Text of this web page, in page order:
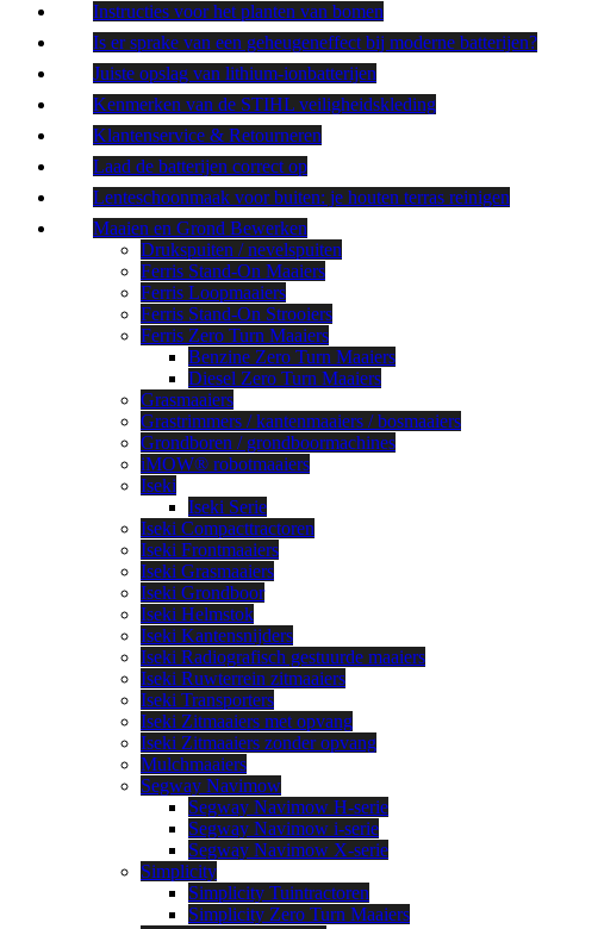
Instructies voor het planten van bomen
Is er sprake van een geheugeneffect bij moderne batterijen?
Juiste opslag van lithium-ionbatterijen
Kenmerken van de STIHL veiligheidskleding
Klantenservice & Retourneren
Laad de batterijen correct op
Lenteschoonmaak voor buiten: je houten terras reinigen
Maaien en Grond Bewerken
Drukspuiten / nevelspuiten
Ferris Stand-On Maaiers
Ferris Loopmaaiers
Ferris Stand-On Strooiers
Ferris Zero Turn Maaiers
Benzine Zero Turn Maaiers
Diesel Zero Turn Maaiers
Grasmaaiers
Grastrimmers / kantenmaaiers / bosmaaiers
Grondboren / grondboormachines
iMOW® robotmaaiers
Iseki
Iseki Serie
Iseki Compacttractoren
Iseki Frontmaaiers
Iseki Grasmaaiers
Iseki Grondboor
Iseki Helmstok
Iseki Kantensnijders
Iseki Radiografisch gestuurde maaiers
Iseki Ruwterrein zitmaaiers
Iseki Transporters
Iseki Zitmaaiers met opvang
Iseki Zitmaaiers zonder opvang
Mulchmaaiers
Segway Navimow
Segway Navimow H-serie
Segway Navimow i-serie
Segway Navimow X-serie
Simplicity
Simplicity Tuintractoren
Simplicity Zero Turn Maaiers